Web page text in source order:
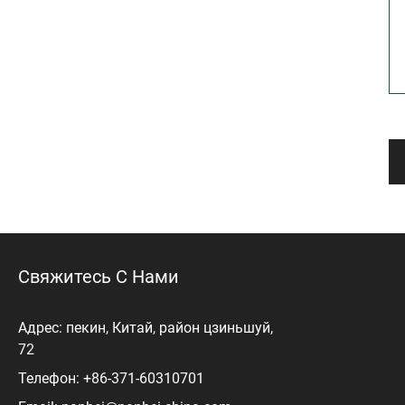
Свяжитесь С Нами
Адрес: пекин, Китай, район цзиньшуй,
72
Телефон: +86-371-60310701